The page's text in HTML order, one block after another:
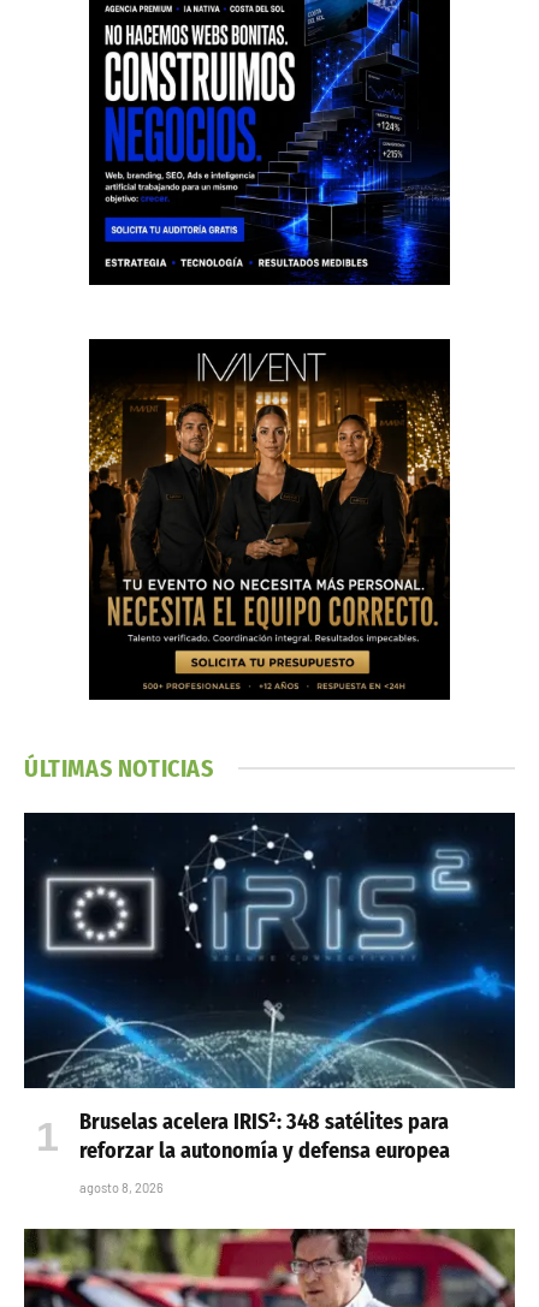
ÚLTIMAS NOTICIAS
Bruselas acelera IRIS²: 348 satélites para
reforzar la autonomía y defensa europea
agosto 8, 2026